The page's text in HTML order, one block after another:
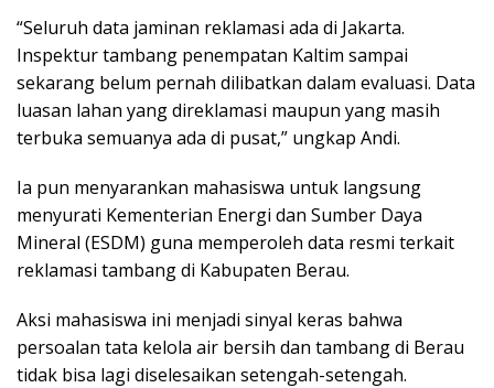
“Seluruh data jaminan reklamasi ada di Jakarta.
Inspektur tambang penempatan Kaltim sampai
sekarang belum pernah dilibatkan dalam evaluasi. Data
luasan lahan yang direklamasi maupun yang masih
terbuka semuanya ada di pusat,” ungkap Andi.
Ia pun menyarankan mahasiswa untuk langsung
menyurati Kementerian Energi dan Sumber Daya
Mineral (ESDM) guna memperoleh data resmi terkait
reklamasi tambang di Kabupaten Berau.
Aksi mahasiswa ini menjadi sinyal keras bahwa
persoalan tata kelola air bersih dan tambang di Berau
tidak bisa lagi diselesaikan setengah-setengah.